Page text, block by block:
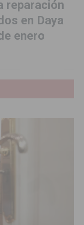
reparación
en Daya
enero